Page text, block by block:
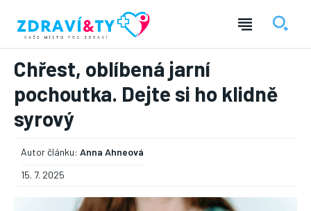
Chřest, oblíbená jarní
pochoutka. Dejte si ho klidně
syrový
Autor článku: Anna Ahneová
15. 7. 2025